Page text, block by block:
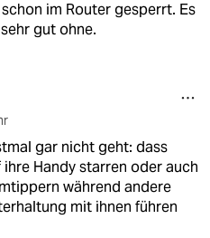
im Router gesperrt. Es
gut ohne.
gar nicht geht: dass
Handy starren oder auch
während andere
mit ihnen führen